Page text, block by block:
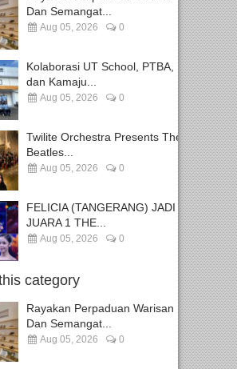
Dan Semangat...
Aug 05, 2026 0
Kolaborasi UT School, PTBA,
dan Kamaju...
Aug 05, 2026 0
Twilite Orchestra Presents The
Beatles...
Aug 05, 2026 0
FELICIA (TANGERANG) JADI
JUARA 1 THE...
Aug 05, 2026 0
category
Rayakan Perpaduan Warisan
Dan Semangat...
Aug 05, 2026 0